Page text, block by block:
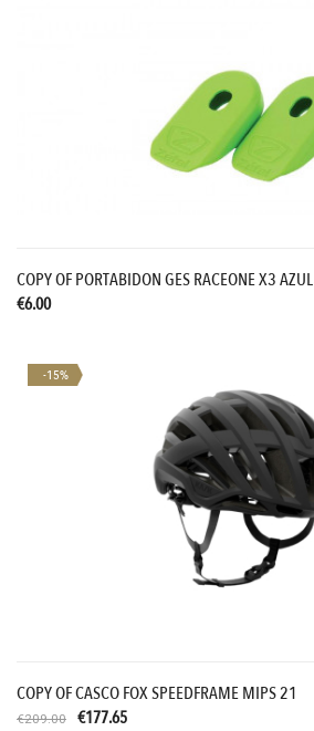
COPY OF PORTABIDON GES RACEONE X3 AZUL
€6.00
-15%
COPY OF CASCO FOX SPEEDFRAME MIPS 21
€209.00 €177.65